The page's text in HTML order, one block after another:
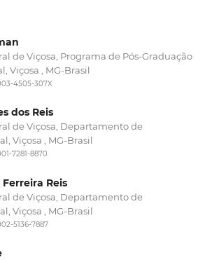
de Viçosa, Programa de Pós-Graduação
Viçosa , MG-Brasil
4505-307X
dos Reis
de Viçosa, Departamento de
Viçosa , MG-Brasil
7281-8870
Reis
de Viçosa, Departamento de
Viçosa , MG-Brasil
5136-7887